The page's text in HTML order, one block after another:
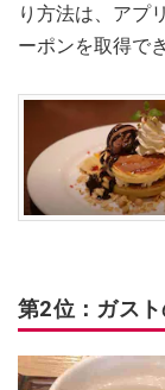
り方法は、アプ
ーポンを取得で
第2位：ガスト